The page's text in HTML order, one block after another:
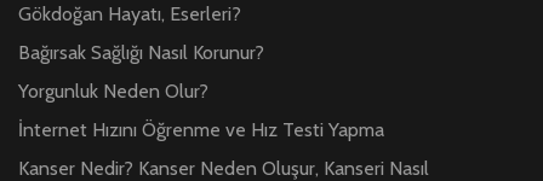
Gökdoğan Hayatı, Eserleri?
Bağırsak Sağlığı Nasıl Korunur?
Yorgunluk Neden Olur?
İnternet Hızını Öğrenme ve Hız Testi Yapma
Kanser Nedir? Kanser Neden Oluşur, Kanseri Nasıl